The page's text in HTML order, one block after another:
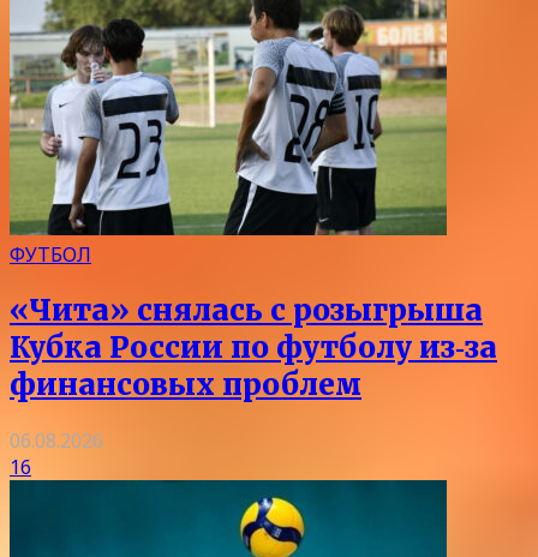
ФУТБОЛ
«Чита» снялась с розыгрыша
Кубка России по футболу из‑за
финансовых проблем
06.08.2026
16